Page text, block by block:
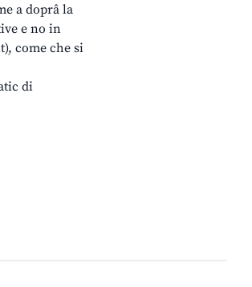
a doprâ la
e no in
come che si
di